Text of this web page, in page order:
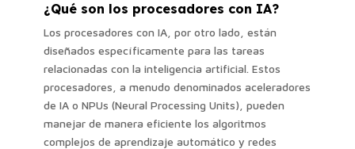
¿Qué son los procesadores con IA?
Los procesadores con IA, por otro lado, están
diseñados específicamente para las tareas
relacionadas con la inteligencia artificial. Estos
procesadores, a menudo denominados aceleradores
de IA o NPUs (Neural Processing Units), pueden
manejar de manera eficiente los algoritmos
complejos de aprendizaje automático y redes